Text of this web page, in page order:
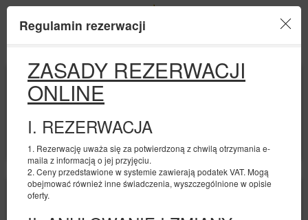
Regulamin rezerwacji
ZASADY REZERWACJI
ONLINE
I. REZERWACJA
1. Rezerwację uważa się za potwierdzoną z chwilą otrzymania e-
maila z informacją o jej przyjęciu.
2. Ceny przedstawione w systemie zawierają podatek VAT. Mogą
obejmować również inne świadczenia, wyszczególnione w opisie
oferty.
POCZĄTEK
08
SIERPNIA
2026
KONIEC
LICZBA OSÓB